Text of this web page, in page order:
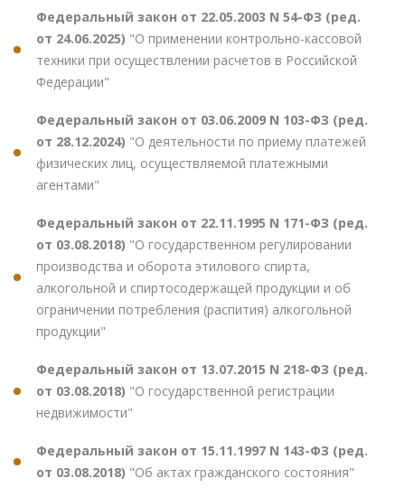
Федеральный закон от 22.05.2003 N 54-ФЗ (ред.
от 24.06.2025) "О применении контрольно-кассовой
техники при осуществлении расчетов в Российской
Федерации"
Федеральный закон от 03.06.2009 N 103-ФЗ (ред.
от 28.12.2024) "О деятельности по приему платежей
физических лиц, осуществляемой платежными
агентами"
Федеральный закон от 22.11.1995 N 171-ФЗ (ред.
от 03.08.2018) "О государственном регулировании
производства и оборота этилового спирта,
алкогольной и спиртосодержащей продукции и об
ограничении потребления (распития) алкогольной
продукции"
Федеральный закон от 13.07.2015 N 218-ФЗ (ред.
от 03.08.2018) "О государственной регистрации
недвижимости"
Федеральный закон от 15.11.1997 N 143-ФЗ (ред.
от 03.08.2018) "Об актах гражданского состояния"